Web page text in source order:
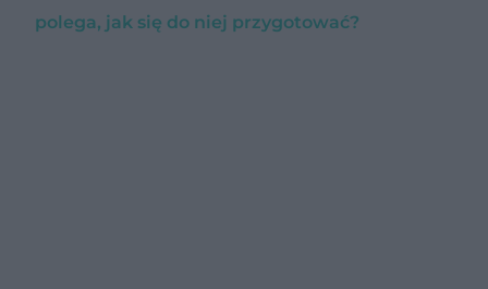
polega, jak się do niej przygotować?